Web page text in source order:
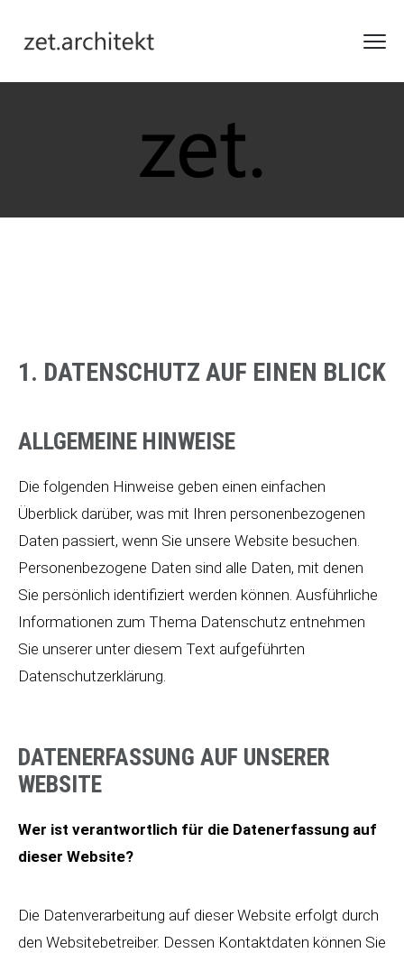
1. DATENSCHUTZ AUF EINEN BLICK
ALLGEMEINE HINWEISE
Die folgenden Hinweise geben einen einfachen
Überblick darüber, was mit Ihren personenbezogenen
Daten passiert, wenn Sie unsere Website besuchen.
Personenbezogene Daten sind alle Daten, mit denen
Sie persönlich identifiziert werden können. Ausführliche
Informationen zum Thema Datenschutz entnehmen
Sie unserer unter diesem Text aufgeführten
Datenschutzerklärung.
DATENERFASSUNG AUF UNSERER
WEBSITE
Wer ist verantwortlich für die Datenerfassung auf
dieser Website?
Die Datenverarbeitung auf dieser Website erfolgt durch
den Websitebetreiber. Dessen Kontaktdaten können Sie